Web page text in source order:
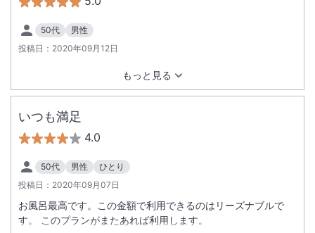
50代
男性
投稿日： 2020年09月12日
もっと見る
いつも満足
4.0
50代 男性
ひとり
投稿日： 2020年09月07日
お風呂最高です。この金額で利用できるのはリーズナブルで
す。 このプランがまたあれば利用します。